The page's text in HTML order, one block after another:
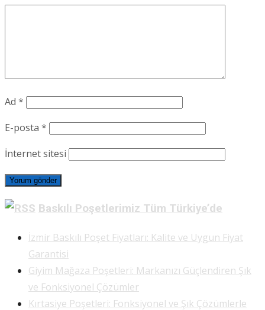
Ad *
E-posta *
İnternet sitesi
Baskılı Poşetlerimiz Tüm Türkiye’de
İzmir Baskılı Poşet Fiyatları: Kalite ve Uygun Fiyat
Garantisi
Giyim Mağaza Poşetleri: Markanızı Güçlendiren Şık
ve Fonksiyonel Çözümler
Kırtasiye Poşetleri: Fonksiyonel ve Şık Çözümlerle